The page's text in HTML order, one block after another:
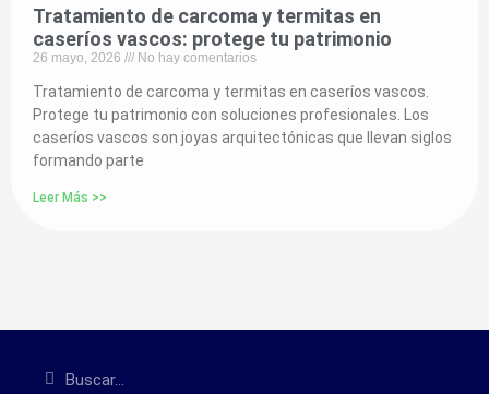
Tratamiento de carcoma y termitas en
caseríos vascos: protege tu patrimonio
26 mayo, 2026 No hay comentarios
Tratamiento de carcoma y termitas en caseríos vascos.
Protege tu patrimonio con soluciones profesionales. Los
caseríos vascos son joyas arquitectónicas que llevan siglos
formando parte
Leer Más >>